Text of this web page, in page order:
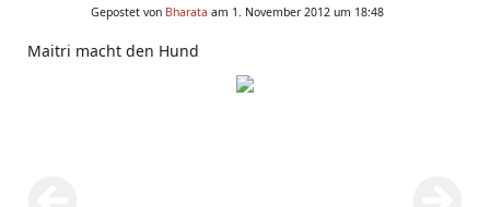
Gepostet von Bharata am 1. November 2012 um 18:48
Maitri macht den Hund